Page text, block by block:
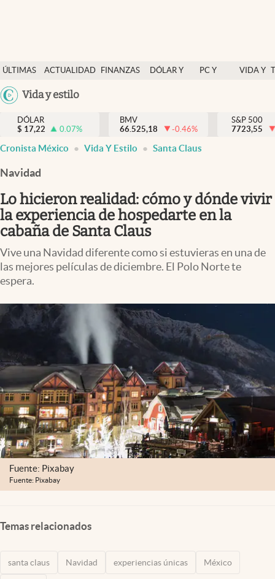
ÚLTIMAS
NOTICIAS
ACTUALIDAD
FINANZAS
DÓLAR Y
PC Y
VIDA Y
México
Vida y estilo
Actualidad
Finanzas y economía
Dólar y mercados
Pc y celular
Vida y estilo
Tv
Clima
Espiritualidad
Mediakit
abre en nueva pestaña
México
DÓLAR
$ 17,22 0.07%
BMV
66.525,18
-0.46%
S&P 500
7723,55
Cronista México Vida Y Estilo Santa Claus
Navidad
Lo hicieron realidad: cómo y dónde vivir
la experiencia de hospedarte en la
cabaña de Santa Claus
Vive una Navidad diferente como si estuvieras en una de
las mejores películas de diciembre. El Polo Norte te
espera.
Fuente: Pixabay
Fuente: Pixabay
Temas relacionados
santa claus Navidad experiencias únicas México